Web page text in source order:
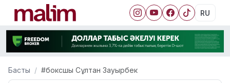
RU
Басты #боксшы Сұлтан Зауырбек